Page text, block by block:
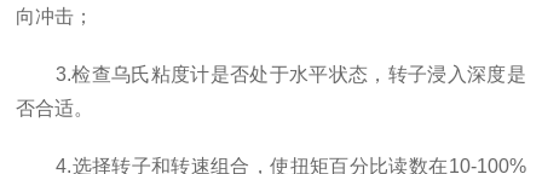
向冲击；
3.检查乌氏粘度计是否处于水平状态，转子浸入深度是
否合适。
4.选择转子和转速组合，使扭矩百分比读数在10-100%